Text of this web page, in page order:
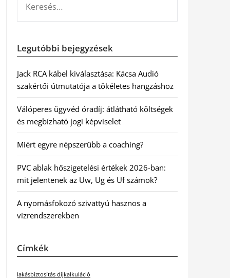
Legutóbbi bejegyzések
Jack RCA kábel kiválasztása: Kácsa Audió
szakértői útmutatója a tökéletes hangzáshoz
Válóperes ügyvéd óradíj: átlátható költségek
és megbízható jogi képviselet
Miért egyre népszerűbb a coaching?
PVC ablak hőszigetelési értékek 2026-ban:
mit jelentenek az Uw, Ug és Uf számok?
A nyomásfokozó szivattyú hasznos a
vízrendszerekben
Címkék
lakásbiztosítás díjkalkuláció